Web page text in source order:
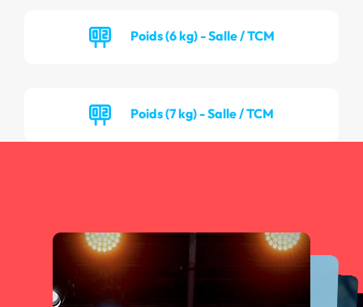
Poids (6 kg) - Salle / TCM
Poids (7 kg) - Salle / TCM